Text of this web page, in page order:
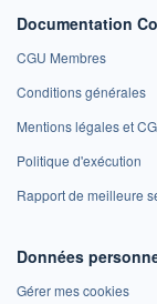
Documentation
CGU Membres
Conditions générales
Mentions légales et
Politique d'exécution
Rapport de meilleure
Données
Gérer mes cookies